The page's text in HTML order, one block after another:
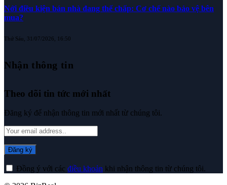
Nới điều kiện bán nhà đang thế chấp: Cơ chế nào bảo vệ bên
mua?
Thứ Sáu, 31/07/2026, 16:50
Nhận thông tin
Theo dõi tin tức mới nhất
Đăng ký để nhận thông tin mới nhất từ chúng tôi.
Đồng ý với các điều khoản khi nhận thông tin từ chúng tôi.